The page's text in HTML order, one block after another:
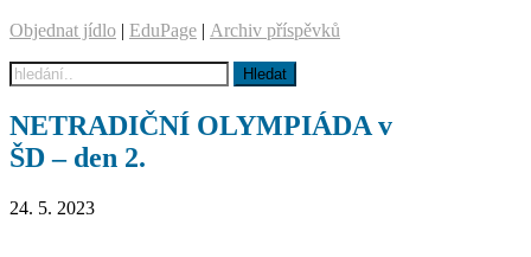
Objednat jídlo | EduPage | Archiv příspěvků
NETRADIČNÍ OLYMPIÁDA v
ŠD – den 2.
24. 5. 2023